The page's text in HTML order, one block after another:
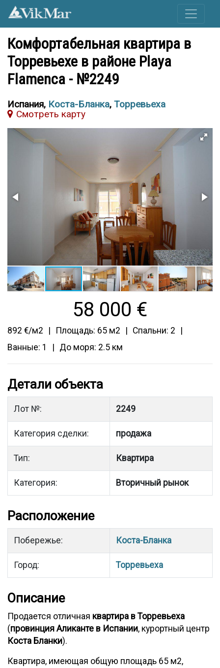
Комфортабельная квартира в
Торревьехе в районе Playa
Flamenca - №2249
Испания, Коста-Бланка, Торревьеха
Cмотреть карту
58 000 €
892 €/м2 Площадь: 65 м2
Спальни: 2
Ванные: 1
До моря: 2.5 км
Детали объекта
Лот №: 2249
Категория сделки: продажа
Тип: Квартира
Категория: Вторичный рынок
Расположение
Побережье: Коста-Бланка
Город: Торревьеха
Описание
Продается отличная квартира в Торревьеха
(провинция Аликанте в Испании, курортный центр
Коста Бланки).
Квартира, имеющая общую площадь 65 м2,